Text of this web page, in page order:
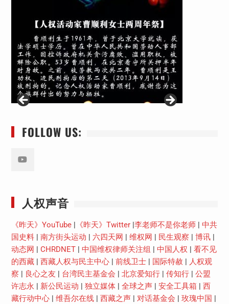
FOLLOW US:
人权声音
《昨天》YouTube| 《昨天》Twitter| 李老师不是你老师| 中共
国史料| 南方街头运动 六四天网 维权网 民生观察 博讯|
动态网
CHRDNET| 中国维权律师关注组 中国人权
看不见
的西藏| 西藏人权与民主中心| 前线卫士| 国际特赦
人权观
察
良心之友 台湾民主基金会 北京爱知行| 传知行| 公盟
许志永
新公民运动 独立媒体| 全球之声| 安全工具箱
西
藏行动中心| 维吾尔在线| 西藏之声| 对话基金会 玫瑰中国